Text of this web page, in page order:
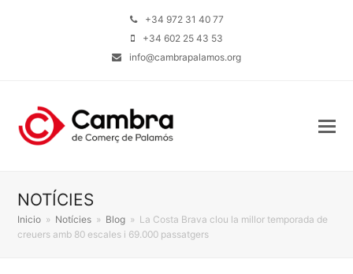
+34 972 31 40 77
+34 602 25 43 53
info@cambrapalamos.org
NOTÍCIES
Inicio » Notícies » Blog » La Costa Brava clou la millor temporada de
creuers amb 80 escales i 69.000 passatgers